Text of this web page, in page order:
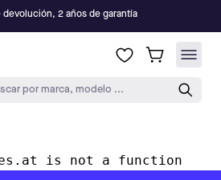
devolución, 2 años de garantía
por marca, modelo ...
is not a function